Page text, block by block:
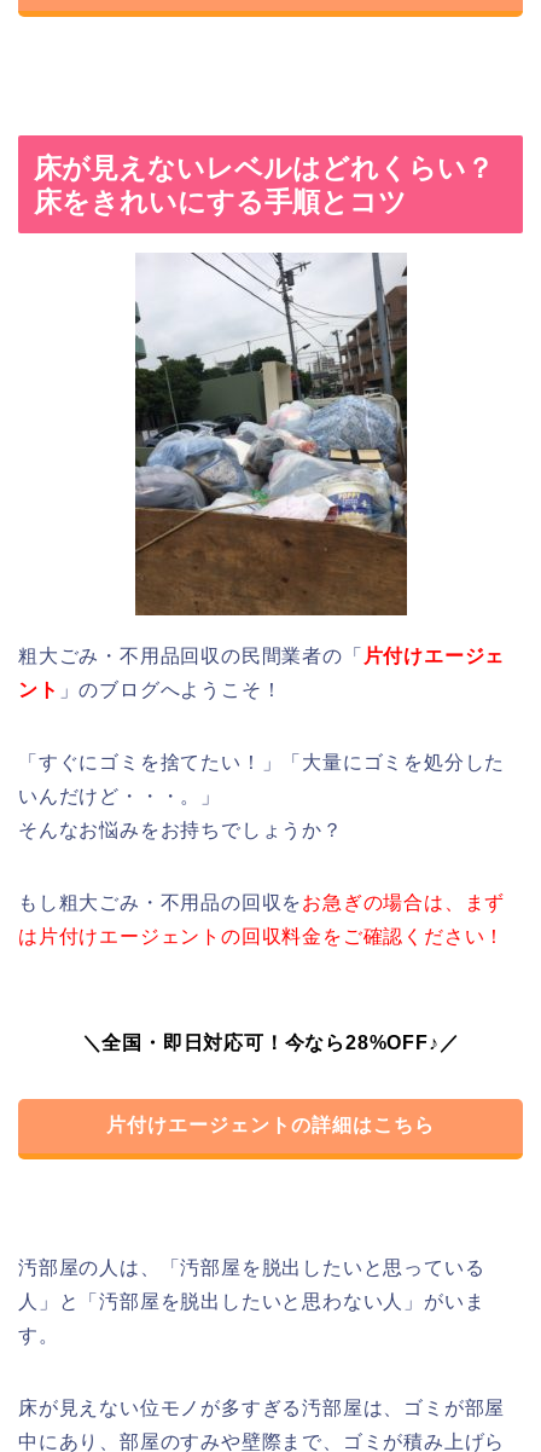
床が見えないレベルはどれくらい？
床をきれいにする手順とコツ
粗大ごみ・不用品回収の民間業者の「 片付けエージェ
ント 」のブログへようこそ！
「すぐにゴミを捨てたい！」「大量にゴミを処分した
いんだけど・・・。」
そんなお悩みをお持ちでしょうか？
もし粗大ごみ・不用品の回収をお急ぎの場合は、まず
は片付けエージェントの回収料金をご確認ください！
＼全国・即日対応可！今なら28%OFF♪／
片付けエージェントの詳細はこちら
汚部屋の人は、「汚部屋を脱出したいと思っている
人」と「汚部屋を脱出したいと思わない人」がいま
す。
床が見えない位モノが多すぎる汚部屋は、ゴミが部屋
中にあり、部屋のすみや壁際まで、ゴミが積み上げら